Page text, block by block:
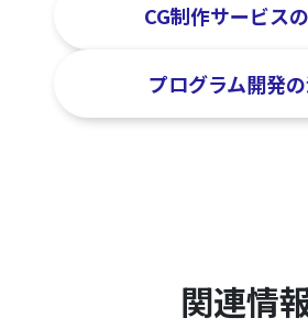
CG制作サービス
プログラム開発
関連情